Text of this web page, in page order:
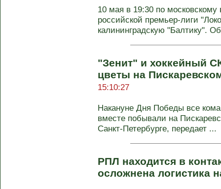
10 мая в 19:30 по московскому
российской премьер-лиги
калининградскую "Балтику".
"Зенит" и хоккейный
цветы на
15:10:27
Накануне Дня Победы все
вместе побывали на
Санкт‑Петербурге, передает ...
РПЛ находится в
осложнена логистика